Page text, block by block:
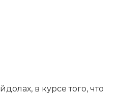
в курсе того, что